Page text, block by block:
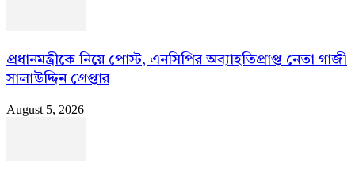
প্রধানমন্ত্রীকে নিয়ে পোস্ট, এনসিপির অব্যাহতিপ্রাপ্ত নেতা গাজী
সালাউদ্দিন গ্রেপ্তার
August 5, 2026